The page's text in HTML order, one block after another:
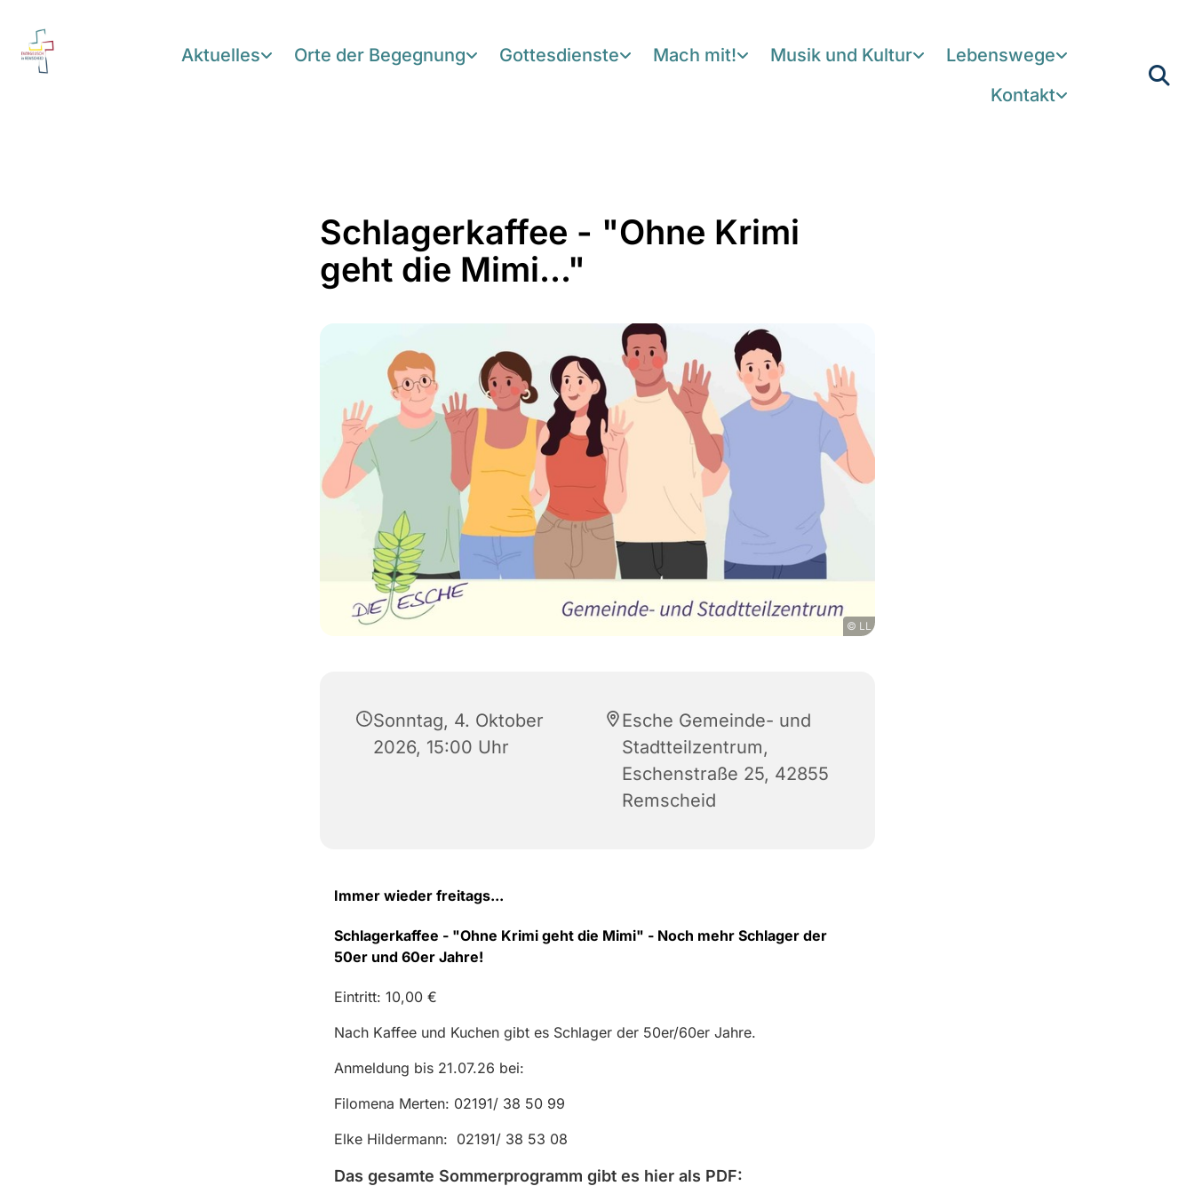
Aktuelles Orte der Begegnung Gottesdienste Mach mit! Musik und Kultur
Lebenswege
Kontakt
Schlagerkaffee - "Ohne Krimi
geht die Mimi..."
© LL
Sonntag, 4. Oktober
2026, 15:00 Uhr
Esche Gemeinde- und
Stadtteilzentrum,
Eschenstraße 25, 42855
Remscheid
Immer wieder freitags...
Schlagerkaffee - "Ohne Krimi geht die Mimi" - Noch mehr Schlager der
50er und 60er Jahre!
Eintritt: 10,00 €
Nach Kaffee und Kuchen gibt es Schlager der 50er/60er Jahre.
Anmeldung bis 21.07.26 bei:
Filomena Merten: 02191/ 38 50 99
Elke Hildermann: 02191/ 38 53 08
Das gesamte Sommerprogramm gibt es hier als PDF: